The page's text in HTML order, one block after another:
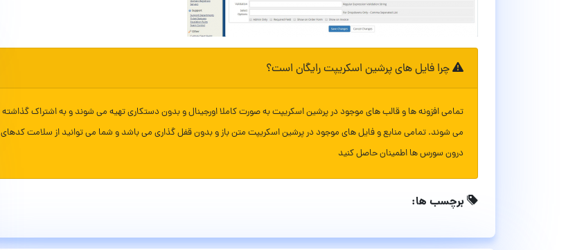
چرا فایل های پرشین اسکریپت رایگان است؟
تمامی افزونه ها و قالب های موجود در پرشین اسکریپت به صورت کاملا اورجینال و بدون دستکاری تهیه می شوند و به اشتراک گذاشته
می شوند. تمامی منابع و فایل های موجود در پرشین اسکریپت متن باز و بدون قفل گذاری می باشد و شما می توانید از سلامت کدهای
درون سورس ها اطمینان حاصل کنید
برچسب ها: